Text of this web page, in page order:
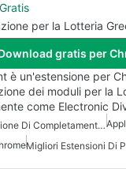
Gratis
per la Lotteria
gratis per
è un'estensione per
dei moduli per la
come Electronic
Migliore Estensione Di Completamento Automatico Per Chrome